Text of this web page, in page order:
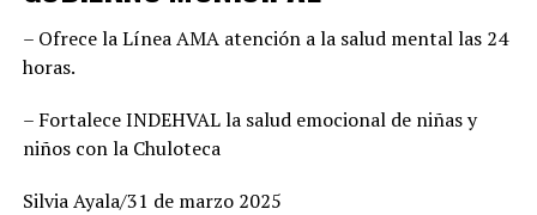
posición fue revisada con responsabilidad. Hoy estamos
seguros de que vamos con las y los mejores”, enfatizó,
convicción de ofrecer gobiernos confiables, integrados
por mujeres y hombres de trayectoria probada, leales y
comprometidos con su comunidad.
– Ofrece la Línea AMA atención a la salud mental las 24
horas.
– Fortalece INDEHVAL la salud emocional de niñas y
niños con la Chuloteca
Silvia Ayala/31 de marzo 2025